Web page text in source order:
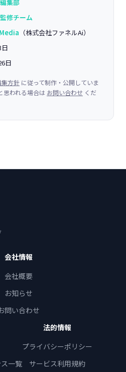
集部
修チーム
（株式会社ファネルAi）
日
集方針 に従って制作・公開していま
思われる場合は お問い合わせ くだ
会社情報
会社概要
お知らせ
問い合わせ
一覧
法的情報
プライバシーポリシー
サービス利用規約